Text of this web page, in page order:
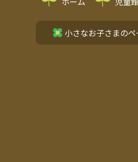
小さなお子さまのペ